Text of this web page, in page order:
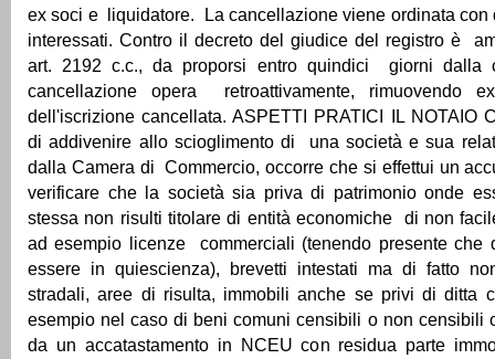
ex soci e liquidatore. La cancellazione viene ordinata
interessati. Contro il decreto del giudice del registro è
art. 2192 c.c., da proporsi entro quindici giorni dalla
cancellazione opera retroattivamente, rimuovendo
dell'iscrizione cancellata. ASPETTI PRATICI IL NOTAIO
di addivenire allo scioglimento di una società e sua
dalla Camera di Commercio, occorre che si effettui un
verificare che la società sia priva di patrimonio onde
stessa non risulti titolare di entità economiche di non
ad esempio licenze commerciali (tenendo presente che
essere in quiescienza), brevetti intestati ma di fatto
stradali, aree di risulta, immobili anche se privi di ditta
esempio nel caso di beni comuni censibili o non censibili
da un accatastamento in NCEU con residua parte